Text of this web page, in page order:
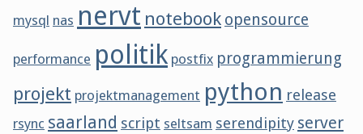
mysql nas nervt notebook opensource
performance politik postfix programmierung
projekt projektmanagement python release
rsync saarland script seltsam serendipity server